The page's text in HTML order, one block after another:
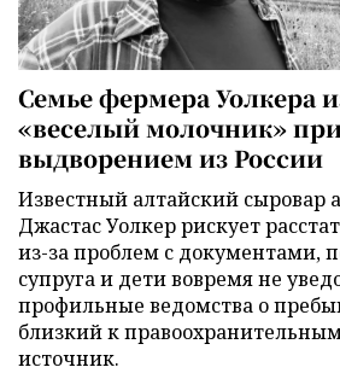
Семье фермера Уолкера
«веселый молочник»
выдворением из России
Известный алтайский сыровар
Джастас Уолкер рискует
из-за проблем с документами,
супруга и дети вовремя не
профильные ведомства о
близкий к
источник.